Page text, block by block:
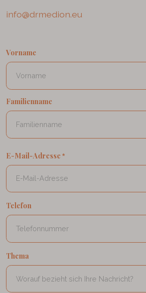
Name
*
Vorname
Familienname
E-Mail-Adresse *
Telefon
Thema
info@drmedion.eu